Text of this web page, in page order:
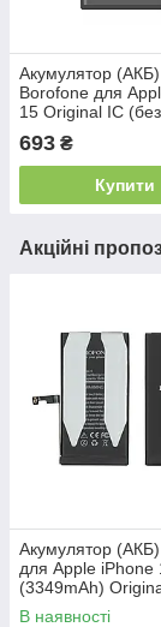
Акумулятор (АКБ)
Borofone для
15 Original IC (без
693 ₴
Купити
Акційні
Акумулятор
для Apple iPhone
(3349mAh)
помилки)
В наявності